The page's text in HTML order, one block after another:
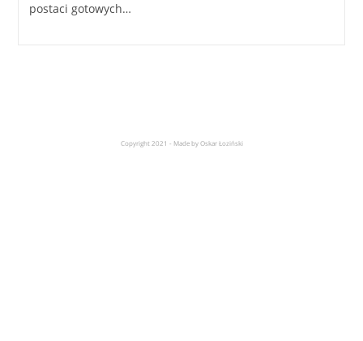
postaci gotowych…
Copyright 2021 - Made by Oskar Łoziński